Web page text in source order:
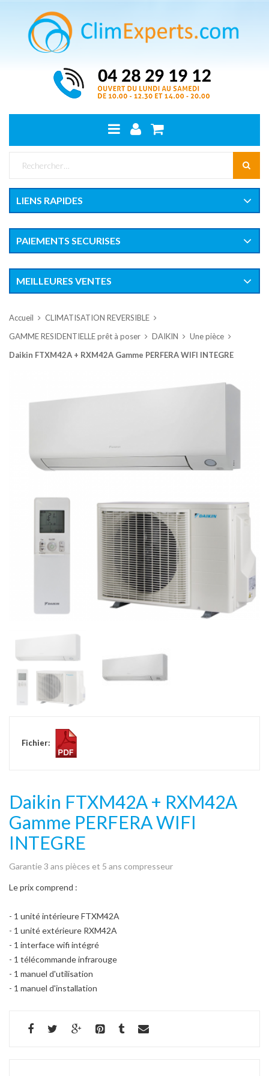
LIENS RAPIDES
PAIEMENTS SECURISES
MEILLEURES VENTES
Accueil
CLIMATISATION REVERSIBLE
GAMME RESIDENTIELLE prêt à poser
DAIKIN
Une pièce
Daikin FTXM42A + RXM42A Gamme PERFERA WIFI INTEGRE
Fichier:
Daikin FTXM42A + RXM42A
Gamme PERFERA WIFI
INTEGRE
Garantie 3 ans pièces et 5 ans compresseur
Le prix comprend :
- 1 unité intérieure FTXM42A
- 1 unité extérieure RXM42A
- 1 interface wifi intégré
- 1 télécommande infrarouge
- 1 manuel d'utilisation
- 1 manuel d'installation